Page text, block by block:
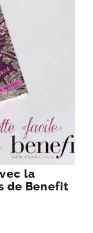
la
de Benefit